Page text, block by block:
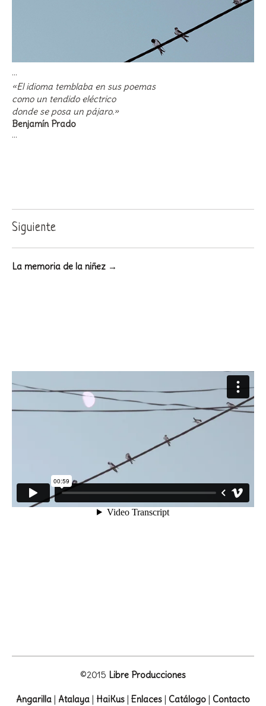
···
«El idioma temblaba en sus poemas
como un tendido eléctrico
donde se posa un pájaro.»
Benjamín Prado
···
Siguiente
La memoria de la niñez →
©2015 Libre Producciones
Angarilla Atalaya HaiKus Enlaces Catálogo Contacto